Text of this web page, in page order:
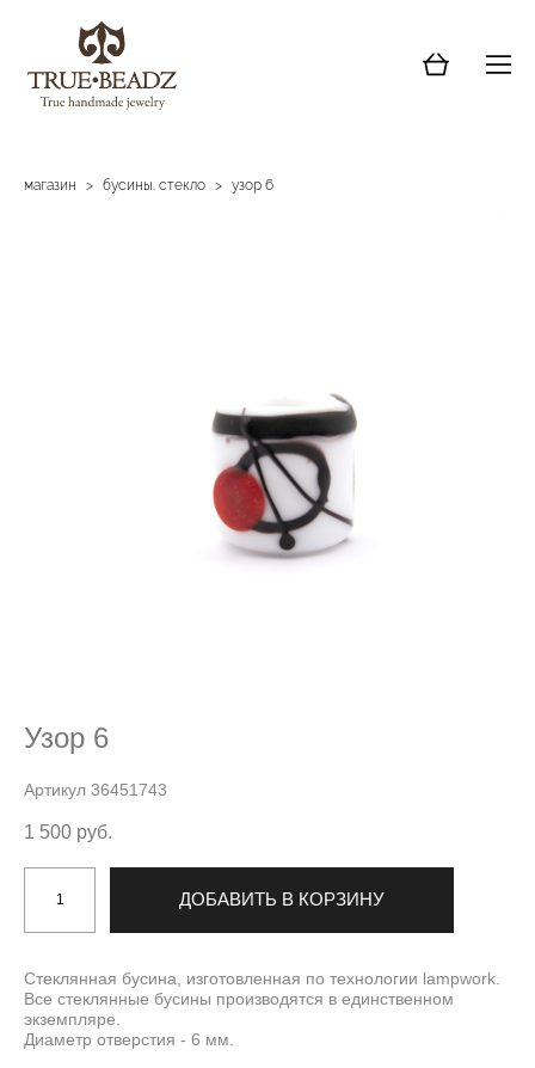
магазин > бусины. стекло > узор 6
Узор 6
Артикул 36451743
1 500 pуб.
ДОБАВИТЬ В КОРЗИНУ
Стеклянная бусина, изготовленная по технологии lampwork.
Все стеклянные бусины производятся в единственном
экземпляре.
Диаметр отверстия - 6 мм.